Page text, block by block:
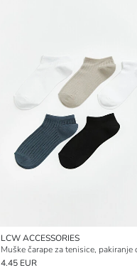
LCW ACCESSORIES
4.45 EUR